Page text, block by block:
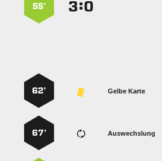
:
55’
Gelbe Karte
62’
Auswechslung
67’